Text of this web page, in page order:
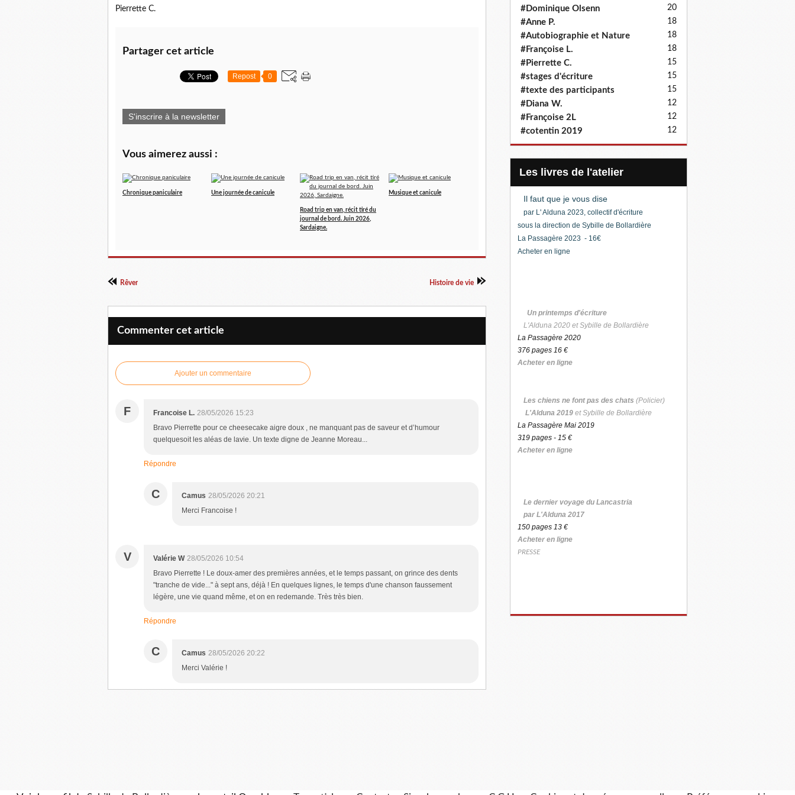
Pierrette C.
Partager cet article
Repost 0
S'inscrire à la newsletter
Vous aimerez aussi :
Chronique paniculaire Une journée de canicule
Road trip en van, récit tiré du
journal de bord. Juin 2026,
Sardaigne.
Musique et canicule
Rêver Histoire de vie
Commenter cet article
Ajouter un commentaire
F Francoise L. 28/05/2026 15:23
Bravo Pierrette pour ce cheesecake aigre doux , ne manquant pas de saveur et d’humour
quelquesoit les aléas de lavie. Un texte digne de Jeanne Moreau...
Répondre
C Camus 28/05/2026 20:21
Merci Francoise !
V Valérie W 28/05/2026 10:54
Bravo Pierrette ! Le doux-amer des premières années, et le temps passant, on grince des dents
"tranche de vide..." à sept ans, déjà ! En quelques lignes, le temps d'une chanson faussement
légère, une vie quand même, et on en redemande. Très très bien.
Répondre
C Camus 28/05/2026 20:22
Merci Valérie !
#Dominique Olsenn 20
#Anne P. 18
#Autobiographie et Nature 18
#Françoise L. 18
#Pierrette C. 15
#stages d'écriture 15
#texte des participants 15
#Diana W. 12
#Françoise 2L 12
#cotentin 2019 12
Les livres de l'atelier
Il faut que je vous dise
par L' Alduna 2023, collectif d'écriture
sous la direction de Sybille de Bollardière
La Passagère 2023 - 16€
Acheter en ligne
Un printemps d'écriture
L'Alduna 2020 et Sybille de Bollardière
La Passagère 2020
376 pages 16 €
Acheter en ligne
Les chiens ne font pas des chats (Policier)
L'Alduna 2019 et Sybille de Bollardière
La Passagère Mai 2019
319 pages - 15 €
Acheter en ligne
Le dernier voyage du Lancastria
par L'Alduna 2017
150 pages 13 €
Acheter en ligne
PRESSE